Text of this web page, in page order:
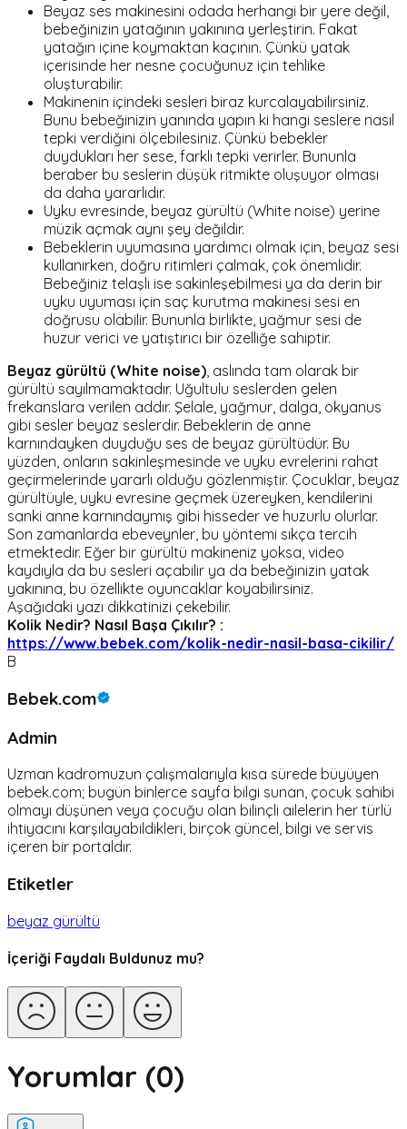
Beyaz ses makinesini odada herhangi bir yere değil,
bebeğinizin yatağının yakınına yerleştirin. Fakat
yatağın içine koymaktan kaçının. Çünkü yatak
içerisinde her nesne çocuğunuz için tehlike
oluşturabilir.
Makinenin içindeki sesleri biraz kurcalayabilirsiniz.
Bunu bebeğinizin yanında yapın ki hangi seslere nasıl
tepki verdiğini ölçebilesiniz. Çünkü bebekler
duydukları her sese, farklı tepki verirler. Bununla
beraber bu seslerin düşük ritmikte oluşuyor olması
da daha yararlıdır.
Uyku evresinde, beyaz gürültü (White noise) yerine
müzik açmak aynı şey değildir.
Bebeklerin uyumasına yardımcı olmak için, beyaz sesi
kullanırken, doğru ritimleri çalmak, çok önemlidir.
Bebeğiniz telaşlı ise sakinleşebilmesi ya da derin bir
uyku uyuması için saç kurutma makinesi sesi en
doğrusu olabilir. Bununla birlikte, yağmur sesi de
huzur verici ve yatıştırıcı bir özelliğe sahiptir.
Beyaz gürültü (White noise), aslında tam olarak bir
gürültü sayılmamaktadır. Uğultulu seslerden gelen
frekanslara verilen addır. Şelale, yağmur, dalga, okyanus
gibi sesler beyaz seslerdir. Bebeklerin de anne
karnındayken duyduğu ses de beyaz gürültüdür. Bu
yüzden, onların sakinleşmesinde ve uyku evrelerini rahat
geçirmelerinde yararlı olduğu gözlenmiştir. Çocuklar, beyaz
gürültüyle, uyku evresine geçmek üzereyken, kendilerini
sanki anne karnındaymış gibi hisseder ve huzurlu olurlar.
Son zamanlarda ebeveynler, bu yöntemi sıkça tercih
etmektedir. Eğer bir gürültü makineniz yoksa, video
kaydıyla da bu sesleri açabilir ya da bebeğinizin yatak
yakınına, bu özellikte oyuncaklar koyabilirsiniz.
Aşağıdaki yazı dikkatinizi çekebilir.
Kolik Nedir? Nasıl Başa Çıkılır? :
https://www.bebek.com/kolik-nedir-nasil-basa-cikilir/
B
Bebek.com
Admin
Uzman kadromuzun çalışmalarıyla kısa sürede büyüyen
bebek.com; bugün binlerce sayfa bilgi sunan, çocuk sahibi
olmayı düşünen veya çocuğu olan bilinçli ailelerin her türlü
ihtiyacını karşılayabildikleri, birçok güncel, bilgi ve servis
içeren bir portaldır.
Etiketler
beyaz gürültü
İçeriği Faydalı Buldunuz mu?
Yorumlar (0)